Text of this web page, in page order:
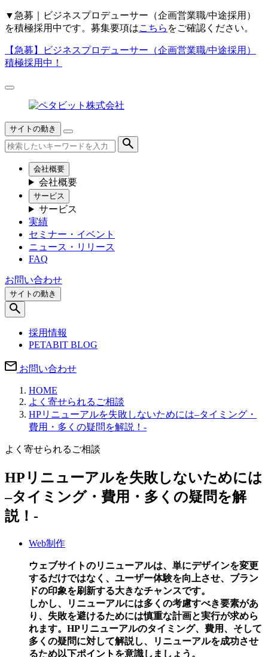
▼ 急募｜ビジネスプロデューサー（企画営業職/中途採用）
を積極採用中です。募集要項はこちら をご確認ください。
【急募】
ビジネスプロデューサー（企画営業職/中途採用）
積極採用中！
サイトの動き
会社概要
会社概要
サービス
サービス
実績
セミナー・イベント
ニュース・リリース
FAQ
お問い合わせ
サイトの動き
採用情報
PETABIT BLOG
お問い合わせ
HOME
よく寄せられるご相談
HPリニューアルを失敗しないためには–タイミング・
費用・多くの疑問を解説！-
よく寄せられるご相談
HPリニューアルを失敗しないためには
–タイミング・費用・多くの疑問を解
説！-
Web制作
ウェブサイトのリニューアルは、単にデザインを変更
するだけではなく、 ユーザー体験を向上させ、ブラン
ドの印象を刷新する大きなチャンスです。
しかし、リニューアルには多くの考慮すべき要素があ
り、失敗を避けるためには慎重な計画と実行が求めら
れます。HPリニューアルのタイミング、費用、そして
多くの疑問に対して解説し、リニューアルを成功させ
るため以下ポイントを意識しましょう。